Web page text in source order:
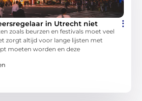
in Utrecht niet
zoals beurzen en festivals moet veel
zorgt altijd voor lange lijsten met
moeten worden en deze